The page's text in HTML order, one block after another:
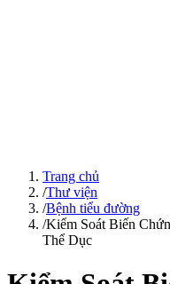
Trang chủ
/Thư viện
/Bệnh tiểu đường
/Kiểm Soát Biến
Thể Dục